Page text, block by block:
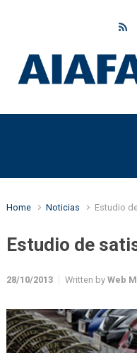
Home Noticias Estudio
Estudio de
28/10/2013 Written by Web